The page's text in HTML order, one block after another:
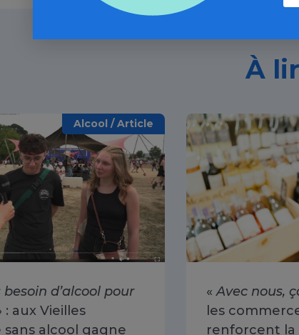
À
Alcool / Article
besoin d’alcool pour
: aux Vieilles
sans alcool gagne
«Avec nous,
les
renforcent